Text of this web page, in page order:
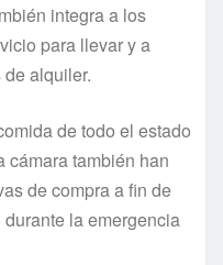
integra a los
para llevar y a
alquiler.
de todo el estado
cámara también han
de compra a fin de
la emergencia